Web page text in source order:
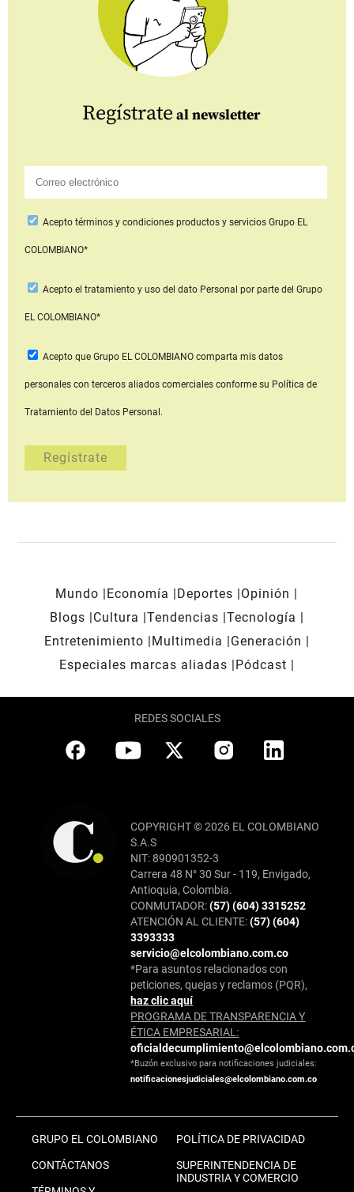
Regístrate al newsletter
Aceptotérminos y condiciones productos y serviciosGrupo EL
COLOMBIANO*
Acepto el tratamiento y uso del dato Personal por parte del Grupo
EL COLOMBIANO*
Acepto que Grupo EL COLOMBIANOcomparta mis datos
personales con terceros aliados comerciales conforme su Política de
Tratamiento del Datos Personal.
Mundo Economía Deportes
Opinión
Blogs
Cultura Tendencias Tecnología
Entretenimiento
Multimedia
Generación
Especiales marcas aliadas
Pódcast
REDES SOCIALES
COPYRIGHT © 2026 EL COLOMBIANO
S.A.S
NIT: 890901352-3
Carrera 48 N° 30 Sur - 119, Envigado,
Antioquia, Colombia.
CONMUTADOR:(57) (604) 3315252
ATENCIÓN AL CLIENTE:(57) (604)
3393333
servicio@elcolombiano.com.co
*Para asuntos relacionados con
peticiones, quejas y reclamos (PQR),
haz clic aquí
PROGRAMA DE TRANSPARENCIA Y
ÉTICA EMPRESARIAL:
*Buzón exclusivo para notificaciones judiciales:
notificacionesjudiciales@elcolombiano.com.co
GRUPO EL COLOMBIANO
CONTÁCTANOS
POLÍTICA DE PRIVACIDAD
SUPERINTENDENCIA DE
INDUSTRIA Y COMERCIO